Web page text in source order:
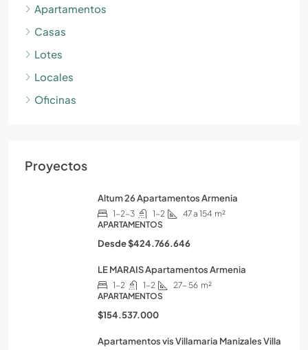
Apartamentos
Casas
Lotes
Locales
Oficinas
Proyectos
Altum 26 Apartamentos Armenia
1-2-3 1-2 47 a 154 m²
APARTAMENTOS
Desde$424.766.646
LE MARAIS Apartamentos Armenia
1-2 1-2 27- 56 m²
APARTAMENTOS
$154.537.000
Apartamentos vis Villamaria Manizales Villa